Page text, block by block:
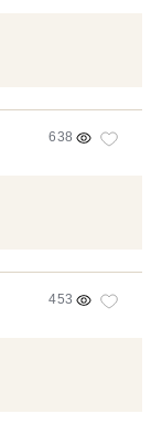
638
453